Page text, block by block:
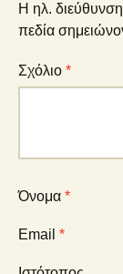
Η ηλ.
πεδία
Σχόλιο *
Όνομα *
Email *